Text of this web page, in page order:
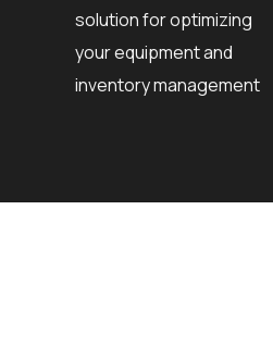
solution for optimizing
your equipment and
inventory management